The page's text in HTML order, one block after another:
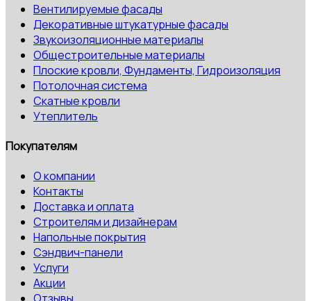
Вентилируемые фасады
Декоративные штукатурные фасады
Звукоизоляционные материалы
Общестроительные материалы
Плоские кровли, Фундаменты, Гидроизоляция
Потолочная система
Скатные кровли
Утеплитель
Покупателям
О компании
Контакты
Доставка и оплата
Строителям и дизайнерам
Напольные покрытия
Сэндвич-панели
Услуги
Акции